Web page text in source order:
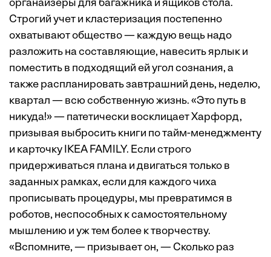
органайзеры для багажника и ящиков стола.
Строгий учет и кластеризация постепенно
охватывают общество — каждую вещь надо
разложить на составляющие, навесить ярлык и
поместить в подходящий ей угол сознания, а
также распланировать завтрашний день, неделю,
квартал — всю собственную жизнь. «Это путь в
никуда!» — патетически восклицает Харфорд,
призывая выбросить книги по тайм-менеджменту
и карточку IKEA FAMILY. Если строго
придерживаться плана и двигаться только в
заданных рамках, если для каждого чиха
прописывать процедуры, мы превратимся в
роботов, неспособных к самостоятельному
мышлению и уж тем более к творчеству.
«Вспомните, — призывает он, — Сколько раз